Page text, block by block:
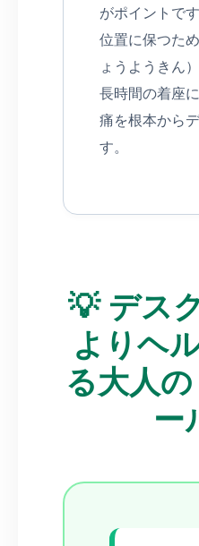
がポイントで
位置に保つた
ょうようきん
長時間の着座
痛を根本から
す。
💡 デス
よりヘ
る大人
ー